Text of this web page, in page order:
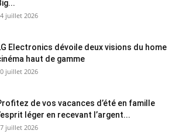
juillet 2026
Electronics dévoile deux visions du home
haut de gamme
juillet 2026
de vos vacances d’été en famille
léger en recevant l’argent...
juillet 2026